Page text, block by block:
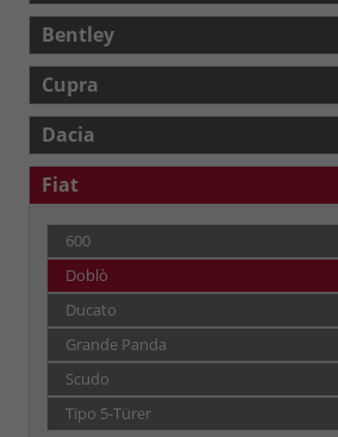
Bentley
Cupra
Dacia
Fiat
600
Doblò
Ducato
Grande Panda
Scudo
Tipo 5-Türer